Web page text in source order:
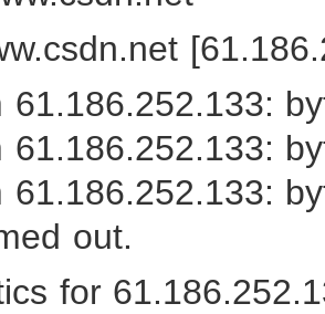
61.186.252.133:
61.186.252.133:
61.186.252.133:
out.
for